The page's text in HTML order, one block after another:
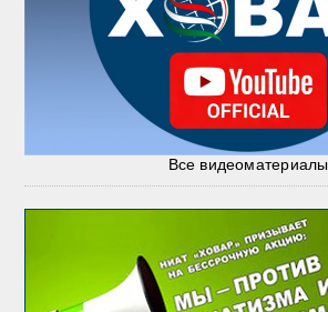
Все видеоматериалы